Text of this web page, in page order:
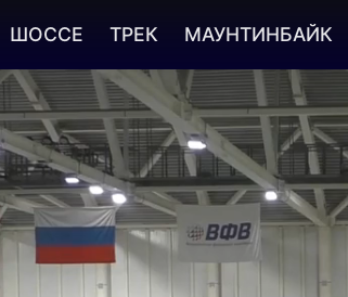
ШОССЕ ТРЕК МАУНТИНБАЙК